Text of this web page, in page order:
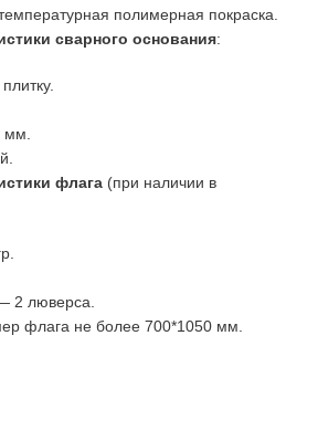
полимерная покраска.
сварного основания:
мм.
флага (при наличии в
2 люверса.
флага не более 700*1050 мм.